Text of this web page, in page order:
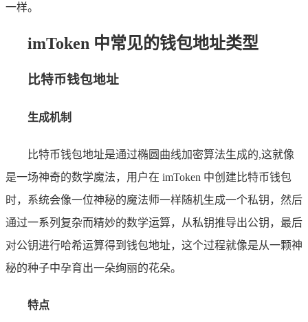
一样。
imToken 中常见的钱包地址类型
比特币钱包地址
生成机制
比特币钱包地址是通过椭圆曲线加密算法生成的,这就像
是一场神奇的数学魔法，用户在 imToken 中创建比特币钱包
时，系统会像一位神秘的魔法师一样随机生成一个私钥，然后
通过一系列复杂而精妙的数学运算，从私钥推导出公钥，最后
对公钥进行哈希运算得到钱包地址，这个过程就像是从一颗神
秘的种子中孕育出一朵绚丽的花朵。
特点